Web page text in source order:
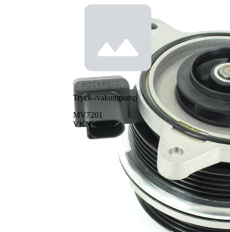
Tryck-/vakumpump
MV7201
VKN